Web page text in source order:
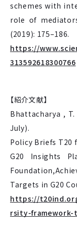
schemes with
role of
(2019): 175–186.
https://
313592618300766
【紹介文献】
Bhattacharya , T.
July).
Policy Briefs T20
G20 Insights
Targets in G20
https://
rsity-